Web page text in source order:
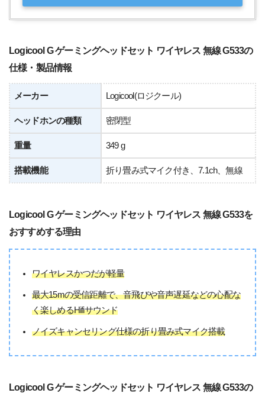
Logicool G ゲーミングヘッドセット ワイヤレス 無線 G533の
仕様・製品情報
メーカー Logicool(ロジクール)
ヘッドホンの種類 密閉型
重量 349 g
搭載機能 折り畳み式マイク付き、7.1ch、無線
Logicool G ゲーミングヘッドセット ワイヤレス 無線 G533を
おすすめする理由
ワイヤレスかつだが軽量
最大15mの受信距離で、音飛びや音声遅延などの心配な
く楽しめるHifiサウンド
ノイズキャンセリング仕様の折り畳み式マイク搭載
Logicool G ゲーミングヘッドセット ワイヤレス 無線 G533の